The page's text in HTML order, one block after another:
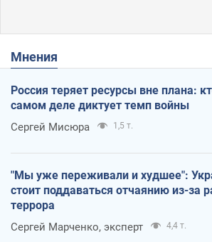
Мнения
Россия теряет ресурсы вне плана:
самом деле диктует темп войны
Сергей Мисюра 1,5 т.
"Мы уже переживали и худшее":
стоит поддаваться отчаянию из-за
террора
Сергей Марченко, эксперт 4,4 т.